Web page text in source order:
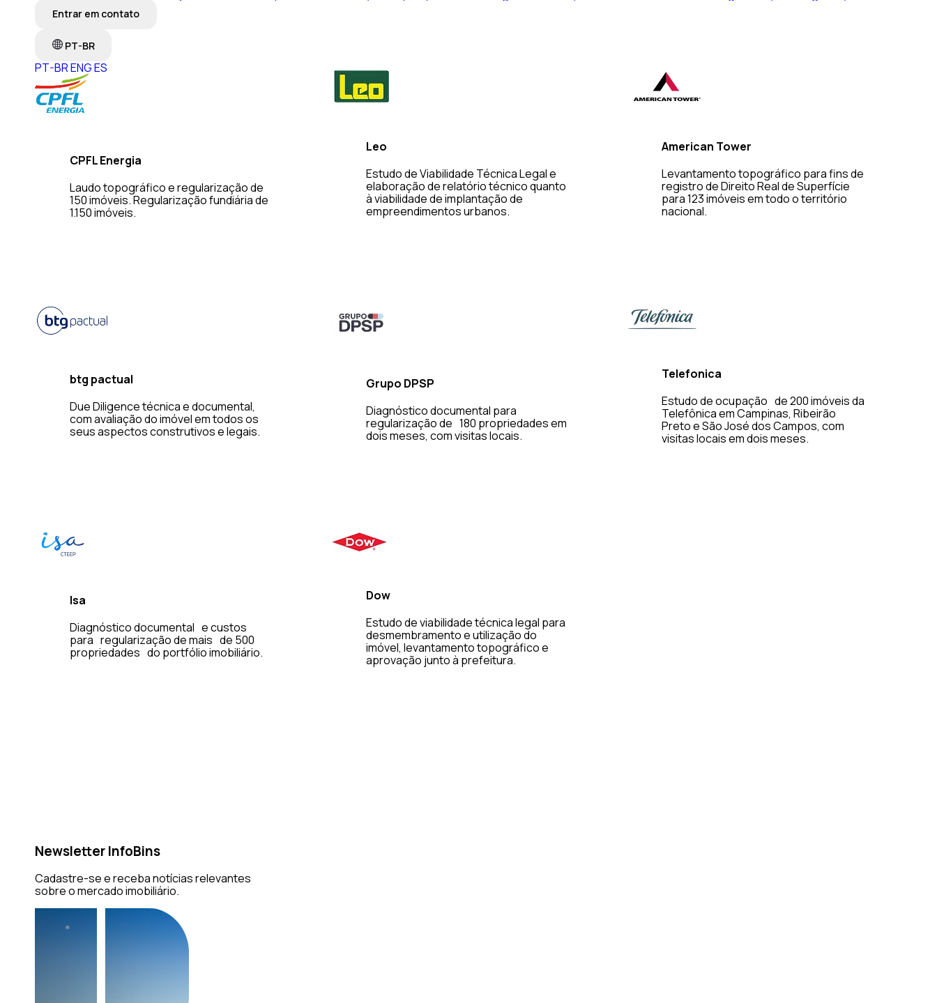
Entrar em contato
PT-BR
PT-BRENGES
CPFL Energia
Laudo topográfico e regularização de
150 imóveis. Regularização fundiária de
1.150 imóveis.
Leo
Estudo de Viabilidade Técnica Legal e
elaboração de relatório técnico quanto
à viabilidade de implantação de
empreendimentos urbanos.
American Tower
Levantamento topográfico para fins de
registro de Direito Real de Superfície
para 123 imóveis em todo o território
nacional.
btg pactual
Due Diligence técnica e documental,
com avaliação do imóvel em todos os
seus aspectos construtivos e legais.
Grupo DPSP
Diagnóstico documental para
regularização de 180 propriedades em
dois meses, com visitas locais.
Telefonica
Estudo de ocupação de 200 imóveis da
Telefônica em Campinas, Ribeirão
Preto e São José dos Campos, com
visitas locais em dois meses.
Isa
Diagnóstico documental e custos
para regularização de mais de 500
propriedades do portfólio imobiliário.
Dow
Estudo de viabilidade técnica legal para
desmembramento e utilização do
imóvel, levantamento topográfico e
aprovação junto à prefeitura.
Newsletter InfoBins
Cadastre-se e receba notícias relevantes
sobre o mercado imobiliário.